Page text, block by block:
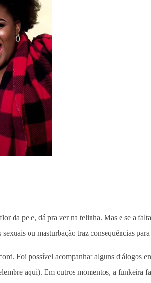
da pele, dá pra ver na telinha. Mas e se a
ou masturbação traz consequências
Foi possível acompanhar alguns diálogos
aqui). Em outros momentos, a funkeira